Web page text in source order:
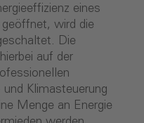
eines
wird die
Die
auf der
Klimasteuerung
Menge an Energie